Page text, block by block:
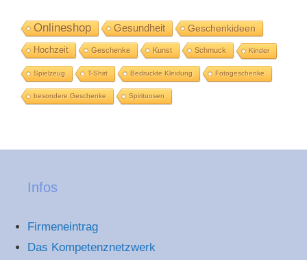
Onlineshop Gesundheit Geschenkideen
Hochzeit Geschenke Kunst Schmuck Kinder
Spielzeug T-Shirt Bedruckte Kleidung Fotogeschenke
besondere Geschenke Spirituosen
Infos
Firmeneintrag
Das Kompetenznetzwerk